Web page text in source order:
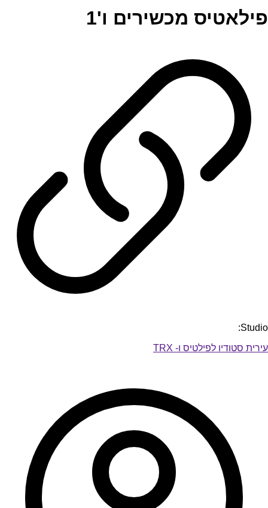
פילאטיס מכשירים ו'1
Studio:
עירית סטודיו לפילטיס ו- TRX